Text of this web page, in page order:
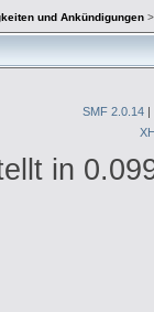
und Ankündigungen>
SMF 2.0.14 |
in